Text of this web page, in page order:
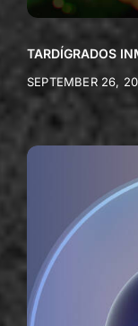
TARDÍGRADOS
SEPTEMBER 26,